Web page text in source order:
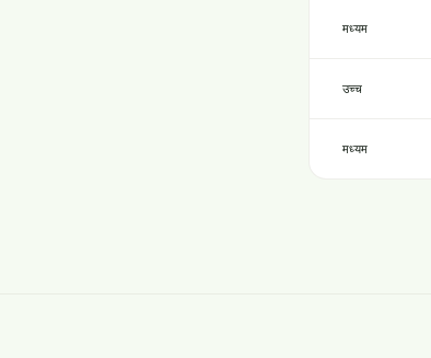
मध्यम
उच्च
मध्यम